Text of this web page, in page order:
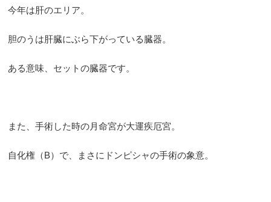
今年は肝のエリア。
胆のうは肝臓にぶら下がっている臓器。
ある意味、セットの臓器です。
また、手術した時の月命宮が大運疾厄宮。
自化権（B）で、まさにドンピシャの手術の象意。